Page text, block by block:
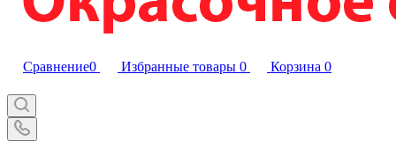
Сравнение0 Избранные товары 0 Корзина 0